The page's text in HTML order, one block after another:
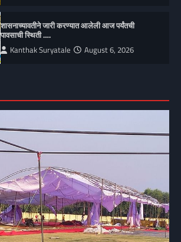
शासनाच्यावतीने जारी करण्यात आलेली आज पर्यंतची
पावसाची स्थिती ….
Kanthak Suryatale August 6, 2026